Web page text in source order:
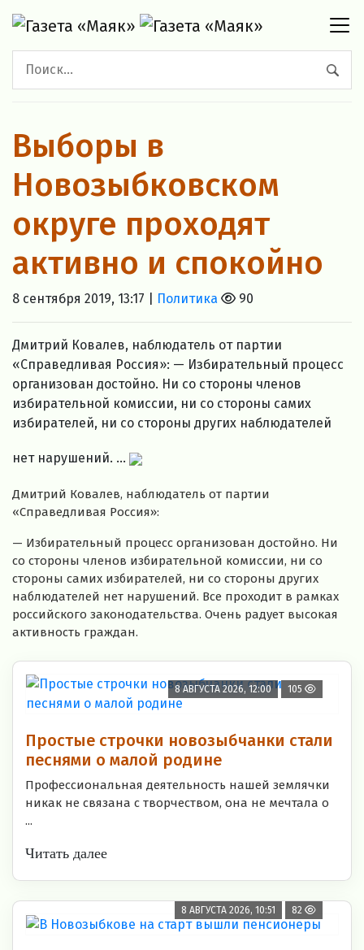
Выборы в
Новозыбковском
округе проходят
активно и спокойно
8 сентября 2019, 13:17 | Политика 90
Дмитрий Ковалев, наблюдатель от партии
«Справедливая Россия»: — Избирательный процесс
организован достойно. Ни со стороны членов
избирательной комиссии, ни со стороны самих
избирателей, ни со стороны других наблюдателей
нет нарушений. ...
Дмитрий Ковалев, наблюдатель от партии
«Справедливая Россия»:
— Избирательный процесс организован достойно. Ни
со стороны членов избирательной комиссии, ни со
стороны самих избирателей, ни со стороны других
наблюдателей нет нарушений. Все проходит в рамках
российского законодательства. Очень радует высокая
активность граждан.
8 АВГУСТА 2026, 12:00 105
Простые строчки новозыбчанки стали
песнями о малой родине
Профессиональная деятельность нашей землячки
никак не связана с творчеством, она не мечтала о
...
Читать далее
8 АВГУСТА 2026, 10:51 82